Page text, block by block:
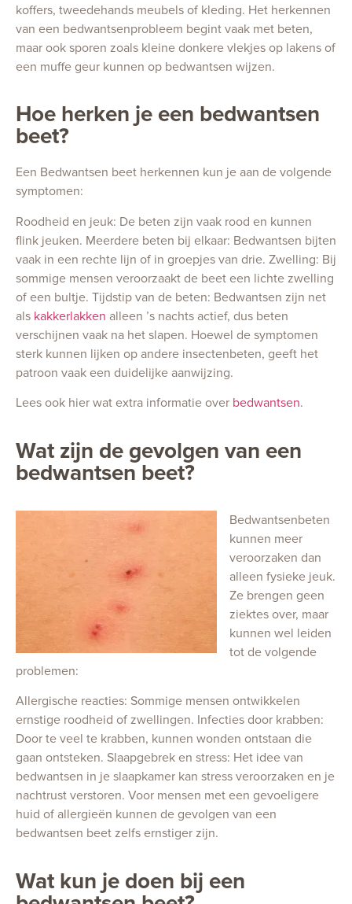
koffers, tweedehands meubels of kleding. Het herkennen
van een bedwantsenprobleem begint vaak met beten,
maar ook sporen zoals kleine donkere vlekjes op lakens of
een muffe geur kunnen op bedwantsen wijzen.
Hoe herken je een bedwantsen
beet?
Een Bedwantsen beet herkennen kun je aan de volgende
symptomen:
Roodheid en jeuk: De beten zijn vaak rood en kunnen
flink jeuken. Meerdere beten bij elkaar: Bedwantsen bijten
vaak in een rechte lijn of in groepjes van drie. Zwelling: Bij
sommige mensen veroorzaakt de beet een lichte zwelling
of een bultje. Tijdstip van de beten: Bedwantsen zijn net
als kakkerlakken alleen ’s nachts actief, dus beten
verschijnen vaak na het slapen. Hoewel de symptomen
sterk kunnen lijken op andere insectenbeten, geeft het
patroon vaak een duidelijke aanwijzing.
Lees ook hier wat extra informatie over bedwantsen.
Wat zijn de gevolgen van een
bedwantsen beet?
Bedwantsenbeten
kunnen meer
veroorzaken dan
alleen fysieke jeuk.
Ze brengen geen
ziektes over, maar
kunnen wel leiden
tot de volgende
problemen:
Allergische reacties: Sommige mensen ontwikkelen
ernstige roodheid of zwellingen. Infecties door krabben:
Door te veel te krabben, kunnen wonden ontstaan die
gaan ontsteken. Slaapgebrek en stress: Het idee van
bedwantsen in je slaapkamer kan stress veroorzaken en je
nachtrust verstoren. Voor mensen met een gevoeligere
huid of allergieën kunnen de gevolgen van een
bedwantsen beet zelfs ernstiger zijn.
Wat kun je doen bij een